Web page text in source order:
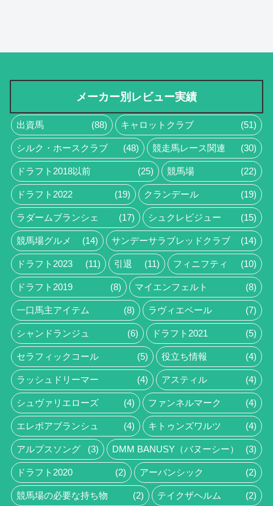
メーカー別レビュー実績
出資馬 (88) キャロットクラブ (51)
シルク・ホースクラブ (48) 競走馬レース関連 (30)
ドラフト2018以前 (25) 競馬場 (22)
ドラフト2022 (19) クランデール (19)
ラダームブランシェ (17) シュクレビジュー (15)
競馬場グルメ (14) サンデーサラブレッドクラブ (14)
ドラフト2023 (11) 引退 (11) フィニフティ (10)
ドラフト2019 (8) マイエンフェルト (8)
一口馬主アイテム (8) ラヴィエベール (7)
シャンドランジュ (6) ドラフト2021 (5)
セラフィックコール (5) 役立ち情報 (4)
ラッシュドリーマー (4) アスティル (4)
シュヴァリエローズ (4) ファンネルマーク (4)
エレボアブランシュ (4) キトゥンズワルツ (4)
アルプスソング (3) DMM BANUSY（バヌーシー） (3)
ドラフト2020 (2) アーバンシック (2)
競馬場の必要な持ち物 (2) テイクザヘルム (2)